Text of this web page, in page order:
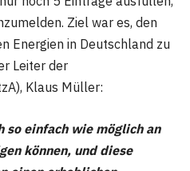
Ziel war es, den
Energien in Deutschland zu
Leiter der
Klaus Müller:
so einfach wie möglich an
können, und diese